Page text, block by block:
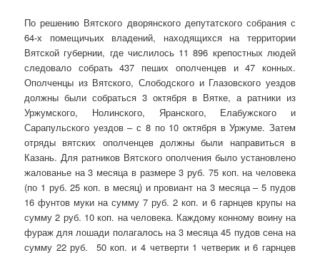
По решению Вятского дворянского депутатского собрания с
64-х помещичьих владений, находящихся на территории
Вятской губернии, где числилось 11 896 крепостных людей
следовало собрать 437 пеших ополченцев и 47 конных.
Ополченцы из Вятского, Слободского и Глазовского уездов
должны были собраться 3 октября в Вятке, а ратники из
Уржумского, Нолинского, Яранского, Елабужского и
Сарапульского уездов – с 8 по 10 октября в Уржуме. Затем
отряды вятских ополченцев должны были направиться в
Казань. Для ратников Вятского ополчения было установлено
жалованье на 3 месяца в размере 3 руб. 75 коп. на человека
(по 1 руб. 25 коп. в месяц) и провиант на 3 месяца – 5 пудов
16 фунтов муки на сумму 7 руб. 2 коп. и 6 гарнцев крупы на
сумму 2 руб. 10 коп. на человека. Каждому конному воину на
фураж для лошади полагалось на 3 месяца 45 пудов сена на
сумму 22 руб. 50 коп. и 4 четверти 1 четверик и 6 гарнцев